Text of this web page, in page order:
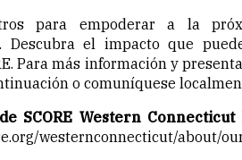
para empoderar a la
Descubra el impacto que
Para más información y
o comuníquese
SCORE Western
westernconnecticut/about/